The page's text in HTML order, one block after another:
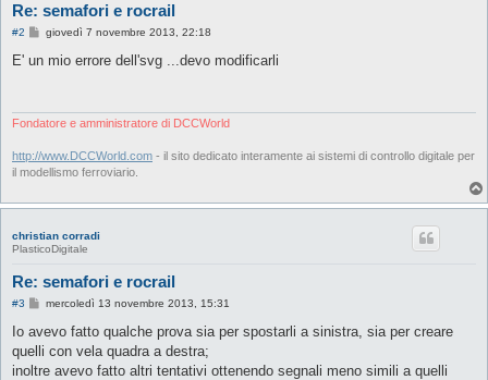
Re: semafori e rocrail
#2
M
s
i
giovedì 7 novembre 2013, 22:18
E' un mio errore dell'svg ...devo modificarli
Fondatore e amministratore di DCCWorld
http://www.DCCWorld.com - il sito dedicato interamente ai sistemi di controllo digitale per
il modellismo ferroviario.
christian corradi
PlasticoDigitale
Re: semafori e rocrail
#3
M
s
a
g
mercoledì 13 novembre 2013, 15:31
Io avevo fatto qualche prova sia per spostarli a sinistra, sia per creare
quelli con vela quadra a destra;
inoltre avevo fatto altri tentativi ottenendo segnali meno simili a quelli